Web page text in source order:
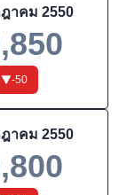
าคม 2550
-50
าคม 2550